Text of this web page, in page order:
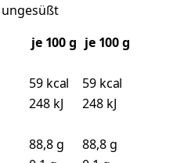
je 100g je 100 g
59 kcal
59 kcal
248 kJ
248 kJ
88,8 g
88,8 g